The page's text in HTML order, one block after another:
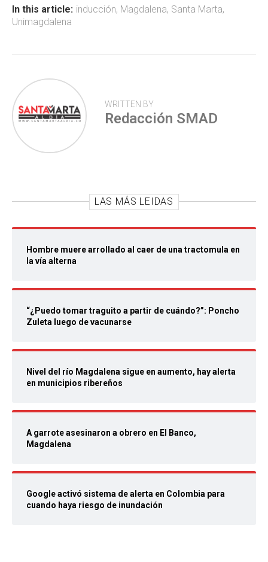
ok p
p
tir
In this article: inducción, Magdalena, Santa Marta,
Unimagdalena
WRITTEN BY
Redacción SMAD
LAS MÁS LEIDAS
Hombre muere arrollado al caer de una tractomula en
la vía alterna
“¿Puedo tomar traguito a partir de cuándo?”: Poncho
Zuleta luego de vacunarse
Nivel del río Magdalena sigue en aumento, hay alerta
en municipios ribereños
A garrote asesinaron a obrero en El Banco,
Magdalena
Google activó sistema de alerta en Colombia para
cuando haya riesgo de inundación